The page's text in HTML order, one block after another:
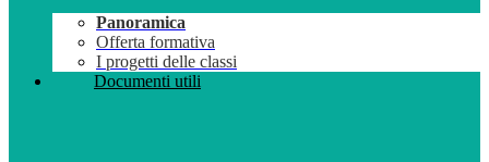
Panoramica
Offerta formativa
I progetti delle classi
Documenti utili